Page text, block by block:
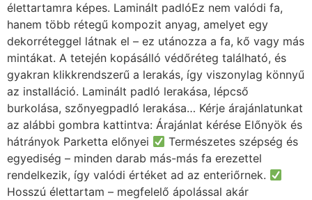
élettartamra képes. Laminált padlóEz nem valódi fa,
hanem több rétegű kompozit anyag, amelyet egy
dekorréteggel látnak el – ez utánozza a fa, kő vagy más
mintákat. A tetején kopásálló védőréteg található, és
gyakran klikkrendszerű a lerakás, így viszonylag könnyű
az installáció. Laminált padló lerakása, lépcső
burkolása, szőnyegpadló lerakása… Kérje árajánlatunkat
az alábbi gombra kattintva: Árajánlat kérése Előnyök és
hátrányok Parketta előnyei
Természetes szépség és
egyediség – minden darab más-más fa erezettel
rendelkezik, így valódi értéket ad az enteriőrnek.
Hosszú élettartam – megfelelő ápolással akár